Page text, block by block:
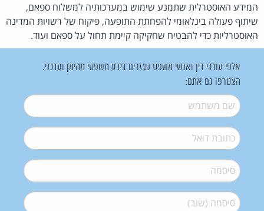
המידע האוסטרלית שתמנע שימוש במערכותיה למשלוח ספאם,
שיתוף פעולה בינלאומי להפחתת התופעה, פיקוח של רשויות המדינה
האוסטרליות כדי להבטיח שחקיקה קיימת תחול על ספאם ועוד.
אלפי עורכי דין ואנשי משפט נעזרים בידע משפטי מהימן ועדכני.
הצטרפו גם אתם:
שם משתמש*
דואל*
סיסמה*
סיסמה (שוב)*